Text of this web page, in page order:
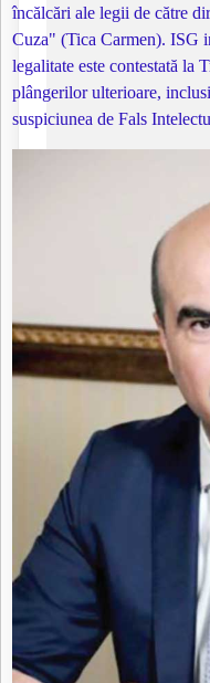
încălcări ale legii de către
Cuza" (Tica Carmen). ISG
legalitate este contestată la
plângerilor ulterioare,
suspiciunea de Fals